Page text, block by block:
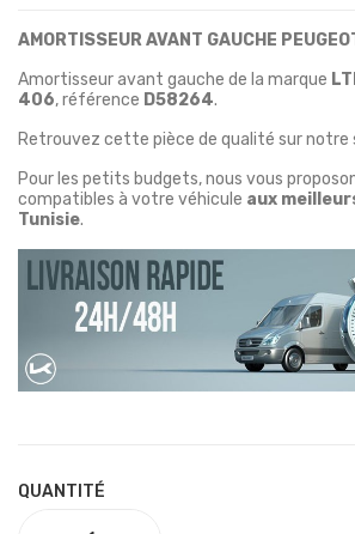
AMORTISSEUR AVANT GAUCHE
Amortisseur avant gauche de la marque
406, référence D58264.
Retrouvez cette pièce de qualité sur notre
Pour les petits budgets, nous vous
compatibles à votre véhicule aux
Tunisie.
QUANTITÉ